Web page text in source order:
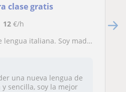
clase gratis
12€/h
italiana. Soy madrelingua
una nueva lengua de
sencilla, soy la mejor